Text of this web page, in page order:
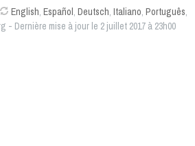
English, Español, Deutsch, Italiano, Português,
- Dernière mise à jour le 2 juillet 2017 à 23h00